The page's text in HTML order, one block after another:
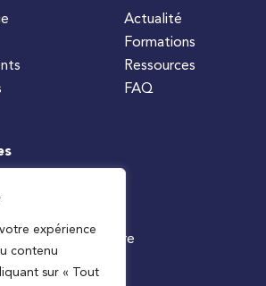
expérience
contenu
sur « Tout
Actualité
Formations
Ressources
FAQ
de l’agriculture